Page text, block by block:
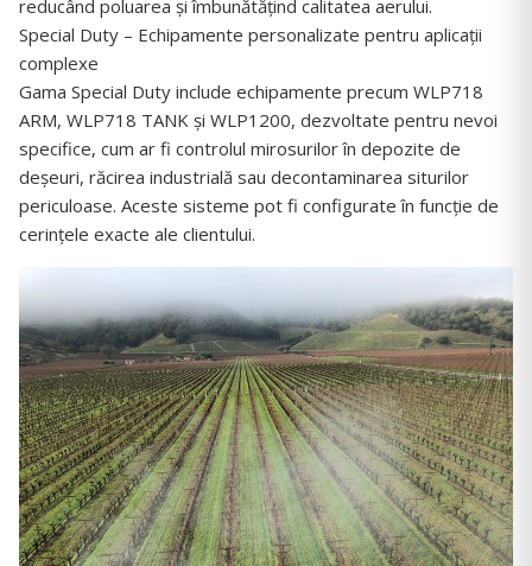
reducând poluarea și îmbunătățind calitatea aerului.
Special Duty – Echipamente personalizate pentru aplicații
complexe
Gama Special Duty include echipamente precum WLP718
ARM, WLP718 TANK și WLP1200, dezvoltate pentru nevoi
specifice, cum ar fi controlul mirosurilor în depozite de
deșeuri, răcirea industrială sau decontaminarea siturilor
periculoase. Aceste sisteme pot fi configurate în funcție de
cerințele exacte ale clientului.